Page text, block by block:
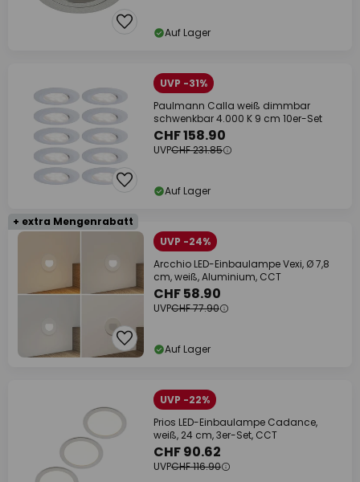
Auf Lager
UVP -31%
Paulmann Calla weiß dimmbar
schwenkbar 4.000 K 9 cm 10er-Set
CHF 158.90
UVPCHF 231.85
Auf Lager
+ extra Mengenrabatt
UVP -24%
Arcchio LED-Einbaulampe Vexi, Ø 7,8
cm, weiß, Aluminium, CCT
CHF 58.90
UVPCHF 77.90
Auf Lager
UVP -22%
Prios LED-Einbaulampe Cadance,
weiß, 24 cm, 3er-Set, CCT
CHF 90.62
UVPCHF 116.90